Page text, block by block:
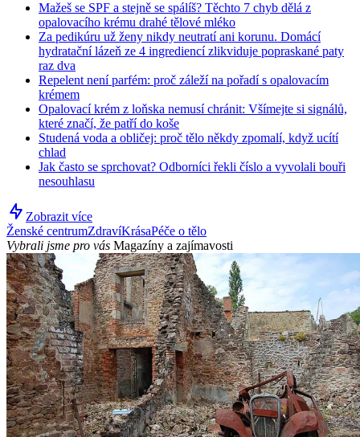
Mažeš se SPF a stejně se spálíš? Těchto 7 chyb dělá z
opalovacího krému drahé tělové mléko
Za pedikúru už ženy nikdy neutratí ani korunu. Domácí
hydratační lázeň ze 4 ingrediencí zlikviduje popraskané paty
raz dva
Repelent není parfém: proč záleží na pořadí s opalovacím
krémem
Opalovací krém z loňska nemusí chránit: Všímejte si signálů,
které značí, že patří do koše
Studená voda a obličej: proč tělo někdy zpomalí, když ucítí
chlad
Jak často se sprchovat? Odborníci řekli číslo a vyvolali bouři
nesouhlasu
Zobrazit více
Ženské centrumZdravíKrásaPéče o tělo
Vybrali jsme pro vás Magazíny a zajímavosti